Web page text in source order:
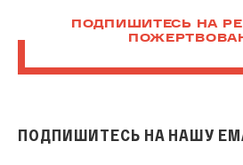
ПОДПИШИТЕСЬ НА
ПОДПИШИТЕСЬ НА НАШУ